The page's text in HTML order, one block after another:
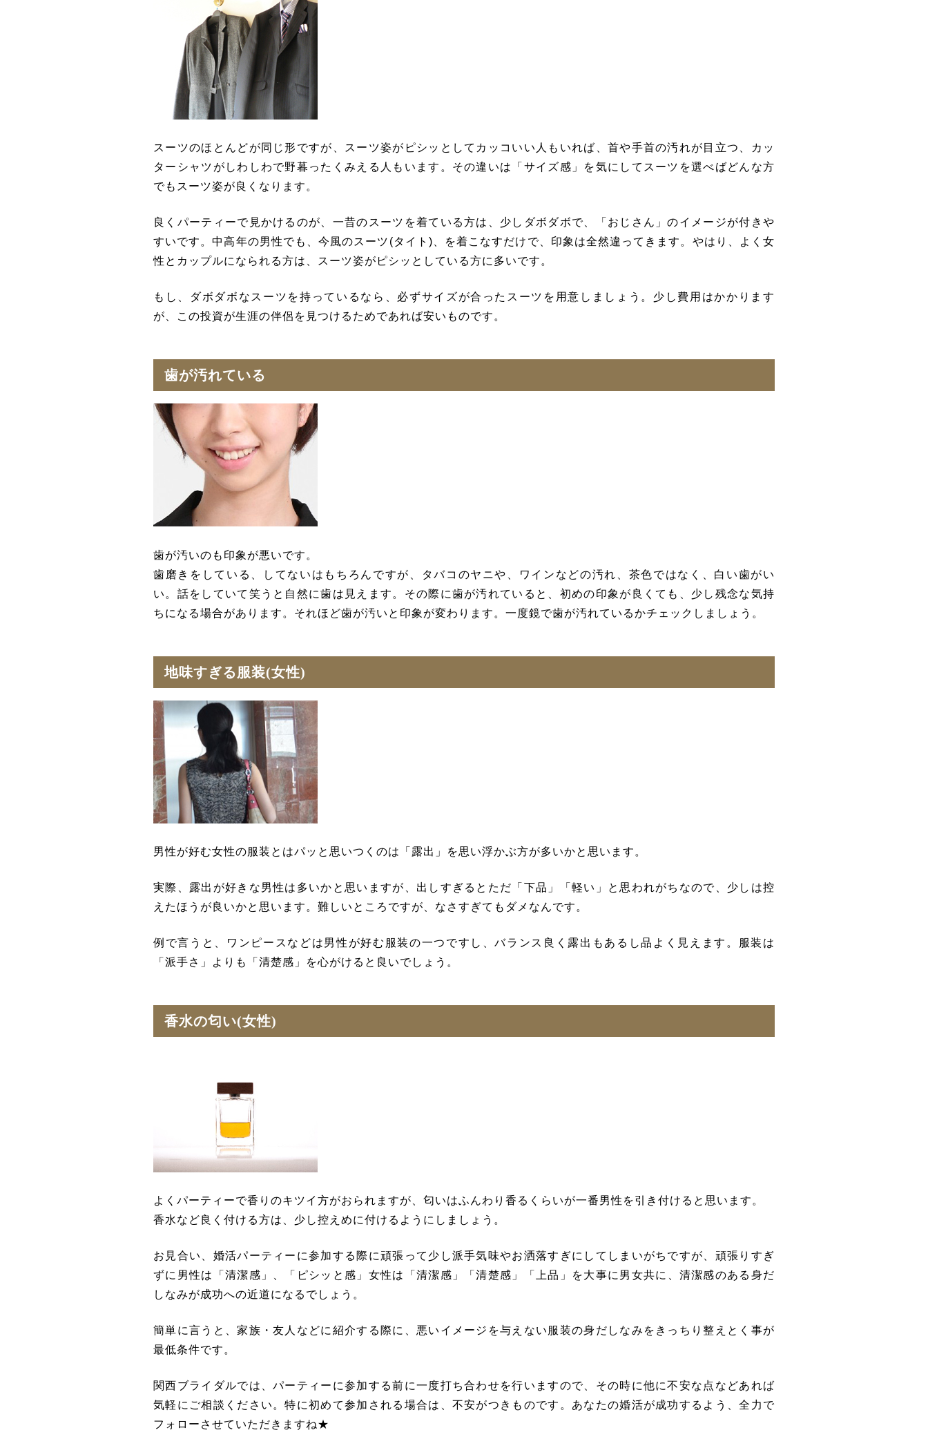
スーツのほとんどが同じ形ですが、スーツ姿がピシッとしてカッコいい人もいれば、首や手首の汚れが目立つ、カッ
ターシャツがしわしわで野暮ったくみえる人もいます。 その違いは「サイズ感」
を気にしてスーツを選べばどんな方
でもスーツ姿が良くなります。
良くパーティーで見かけるのが、一昔のスーツを着ている方は、少しダボダボで、「おじさん」のイメージが付きや
すいです。中高年の男性でも、今風のスーツ(タイト)、を着こなすだけで、印象は全然違ってきます。 やはり、よく女
性とカップルになられる方は、スーツ姿がピシッとしている方に多いです。
もし、ダボダボなスーツを持っているなら、必ずサイズが合ったスーツを用意しましょう。少し費用はかかります
が、この投資が生涯の伴侶を見つけるためであれば安いものです。
歯が汚れている
歯が汚いのも印象が悪いです。
歯磨きをしている、してないはもちろんですが、タバコのヤニや、ワインなどの汚れ、茶色ではなく、白い歯がい
い。話をしていて笑うと自然に歯は見えます。その際に歯が汚れていると、初めの印象が良くても、少し残念な気持
ちになる場合があります。それほど歯が汚いと印象が変わります。一度鏡で歯が汚れているかチェックしましょう。
地味すぎる服装(女性)
男性が好む女性の服装とはパッと思いつくのは「露出」を思い浮かぶ方が多いかと思います。
実際、露出が好きな男性は多いかと思いますが、出しすぎるとただ「下品」「軽い」と思われがちなので、少しは控
えたほうが良いかと思います。難しいところですが、なさすぎてもダメなんです。
例で言うと、 ワンピースなどは男性が好む服装の一つ ですし、バランス良く露出もあるし品よく見えます。
服装は
「派手さ」よりも「清楚感」を心がけると良いでしょう。
香水の匂い(女性)
よくパーティーで香りのキツイ方がおられますが、 匂いはふんわり香るくらいが一番男性を引き付けると思います。
香水など良く付ける方は、少し控えめに付けるようにしましょう。
お見合い、婚活パーティーに参加する際に頑張って少し派手気味やお洒落すぎにしてしまいがちですが、頑張りすぎ
ずに 男性は「清潔感」、「ピシッと感」女性は「清潔感」「清楚感」「上品」
を大事に男女共に、清潔感のある身だ
しなみが成功への近道になるでしょう。
簡単に言うと、家族・友人などに紹介する際に、悪いイメージを与えない服装の身だしなみをきっちり整えとく事が
最低条件です。
関西ブライダルでは、パーティーに参加する前に一度打ち合わせを行いますので、その時に他に不安な点などあれば
気軽にご相談ください。特に初めて参加される場合は、不安がつきものです。あなたの婚活が成功するよう、全力で
フォローさせていただきますね★